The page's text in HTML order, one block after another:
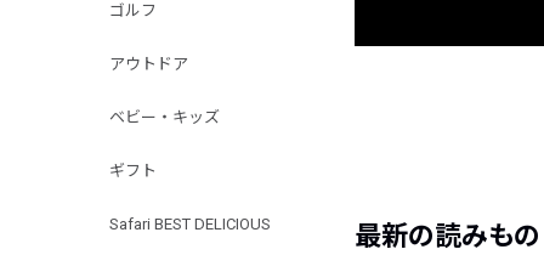
ゴルフ
アウトドア
ベビー・キッズ
ギフト
Safari BEST DELICIOUS 最新の読みもの